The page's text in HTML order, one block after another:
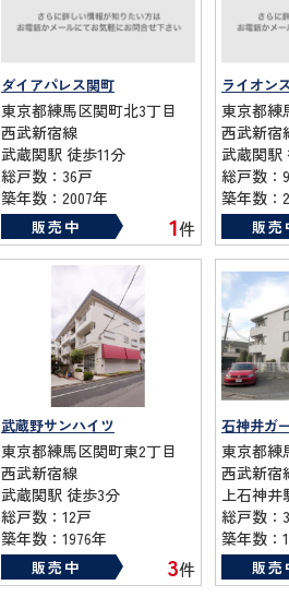
ダイアパレス関町
東京都練馬区関町北3丁目
西武新宿線
武蔵関駅 徒歩11分
総戸数：36戸
築年数：2007年
販売中 1件
東京都練
西武新宿
武蔵関駅
総戸数：
築年数：
販売
武蔵野サンハイツ
東京都練馬区関町東2丁目
西武新宿線
武蔵関駅 徒歩3分
総戸数：12戸
築年数：1976年
販売中 3件
石神井ガ
東京都練
西武新宿
上石神井
総戸数：
築年数：
販売